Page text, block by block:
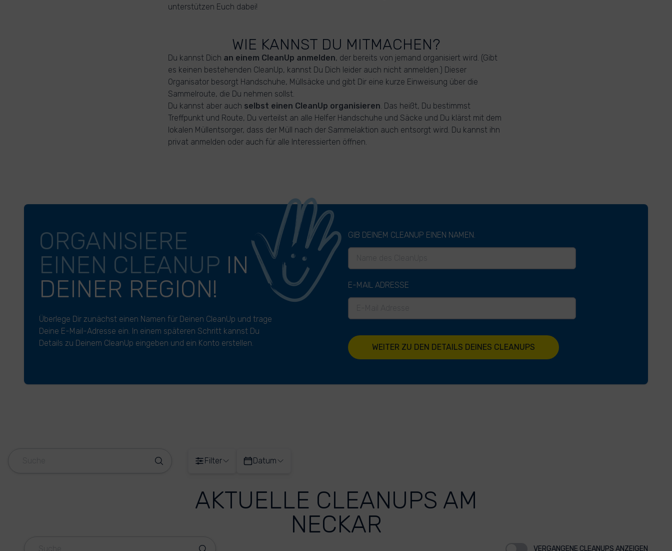
unterstützen Euch dabei!
WIE KANNST DU MITMACHEN?
Du kannst Dich an einem CleanUp anmelden, der bereits von jemand organisiert wird. (Gibt
es keinen bestehenden CleanUp, kannst Du Dich leider auch nicht anmelden.) Dieser
Organisator besorgt Handschuhe, Müllsäcke und gibt Dir eine kurze Einweisung über die
Sammelroute, die Du nehmen sollst.
Du kannst aber auch selbst einen CleanUp organisieren. Das heißt, Du bestimmst
Treffpunkt und Route, Du verteilst an alle Helfer Handschuhe und Säcke und Du klärst mit dem
lokalen Müllentsorger, dass der Müll nach der Sammelaktion auch entsorgt wird. Du kannst ihn
privat anmelden oder auch für alle Interessierten öffnen.
ORGANISIERE
EINEN CLEANUP IN
DEINER REGION!
Überlege Dir zunächst einen Namen für Deinen CleanUp und trage
Deine E-Mail-Adresse ein. In einem späteren Schritt kannst Du
Details zu Deinem CleanUp eingeben und ein Konto erstellen.
GIB DEINEM CLEANUP EINEN NAMEN.
E-MAIL ADRESSE
WEITER ZU DEN DETAILS DEINES CLEANUPS
Filter Datum
AKTUELLE CLEANUPS AM
NECKAR
VERGANGENE CLEANUPS ANZEIGEN